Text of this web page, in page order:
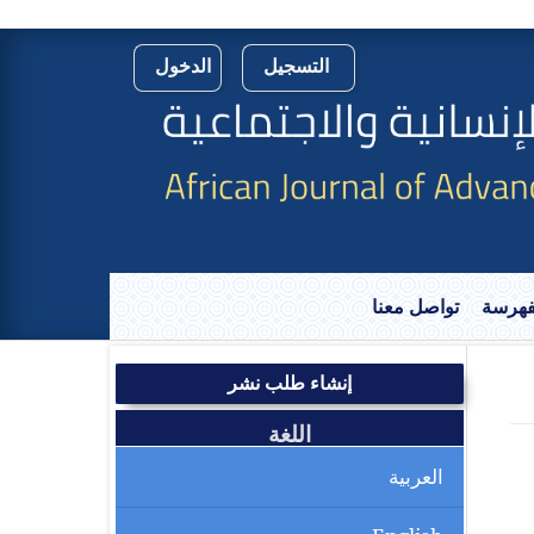
تواصل معنا
التسجيل الدخول
إنشاء طلب نشر
اللغة
العربية